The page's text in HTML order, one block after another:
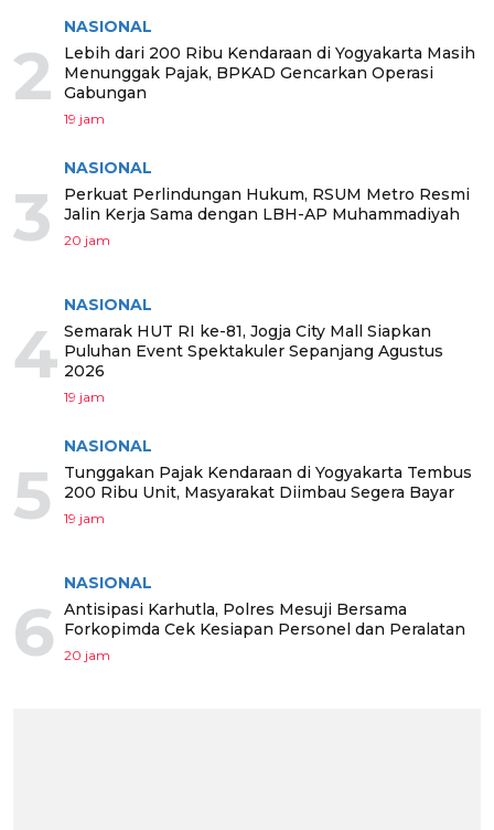
2
NASIONAL
Lebih dari 200 Ribu Kendaraan di Yogyakarta Masih
Menunggak Pajak, BPKAD Gencarkan Operasi
Gabungan
19 jam
3
NASIONAL
Perkuat Perlindungan Hukum, RSUM Metro Resmi
Jalin Kerja Sama dengan LBH-AP Muhammadiyah
20 jam
4
NASIONAL
Semarak HUT RI ke-81, Jogja City Mall Siapkan
Puluhan Event Spektakuler Sepanjang Agustus
2026
19 jam
5
NASIONAL
Tunggakan Pajak Kendaraan di Yogyakarta Tembus
200 Ribu Unit, Masyarakat Diimbau Segera Bayar
19 jam
6
NASIONAL
Antisipasi Karhutla, Polres Mesuji Bersama
Forkopimda Cek Kesiapan Personel dan Peralatan
20 jam